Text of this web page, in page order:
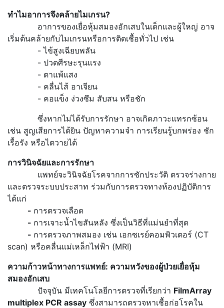
ทำไมอาการจึงคล้ายไมเกรน?
อาการของเยื่อหุ้มสมองอักเสบในเด็กและผู้ใหญ่ อาจ
เริ่มต้นคล้ายกับไมเกรนหรือการติดเชื้อทั่วไป เช่น
- ไข้สูงเฉียบพลัน
- ปวดศีรษะรุนแรง
- ตาแพ้แสง
- คลื่นไส้ อาเจียน
- คอแข็ง ง่วงซึม สับสน หรือชัก
ซึ่งหากไม่ได้รับการรักษา อาจเกิดภาวะแทรกซ้อน
เช่น สูญเสียการได้ยิน ปัญหาความจำ การเรียนรู้บกพร่อง ชัก
เรื้อรัง หรือไตวายได้
การวินิจฉัยและการรักษา
แพทย์จะวินิจฉัยโรคจากการซักประวัติ ตรวจร่างกาย
และตรวจระบบประสาท ร่วมกับการตรวจทางห้องปฏิบัติการ
ได้แก่
- การตรวจเลือด
- การเจาะน้ำไขสันหลัง ซึ่งเป็นวิธีที่แม่นยำที่สุด
- การตรวจภาพสมอง เช่น เอกซเรย์คอมพิวเตอร์ (CT
scan) หรือคลื่นแม่เหล็กไฟฟ้า (MRI)
ความก้าวหน้าทางการแพทย์: ความหวังของผู้ป่วยเยื่อหุ้ม
สมองอักเสบ
ปัจจุบัน มีเทคโนโลยีการตรวจที่เรียกว่า FilmArray
multiplex PCR assay ซึ่งสามารถตรวจหาเชื้อก่อโรคใน